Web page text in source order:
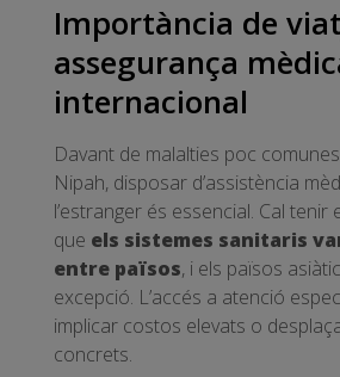
Importància de
assegurança
internacional
Davant de malalties poc
Nipah, disposar d’assistència
l’estranger és essencial. Cal tenir
que els sistemes sanitaris
entre països, i els països
excepció. L’accés a atenció
implicar costos elevats o
concrets.